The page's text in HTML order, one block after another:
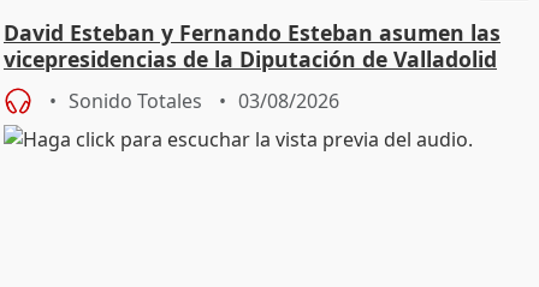
David Esteban y Fernando Esteban asumen las
vicepresidencias de la Diputación de Valladolid
Sonido Totales 03/08/2026